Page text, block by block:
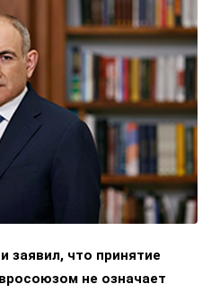
заявил, что принятие
не означает